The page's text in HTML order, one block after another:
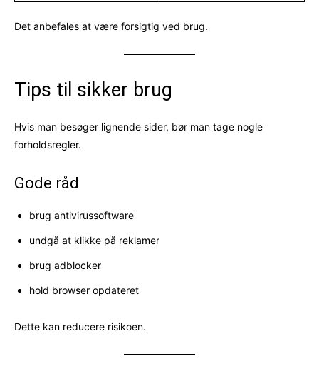
Det anbefales at være forsigtig ved brug.
Tips til sikker brug
Hvis man besøger lignende sider, bør man tage nogle
forholdsregler.
Gode råd
brug antivirussoftware
undgå at klikke på reklamer
brug adblocker
hold browser opdateret
Dette kan reducere risikoen.